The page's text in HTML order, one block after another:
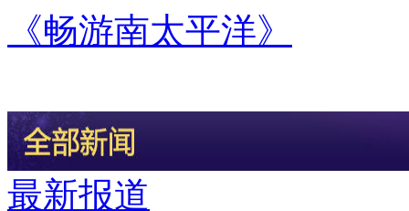
《畅游南太平洋》
最新报道